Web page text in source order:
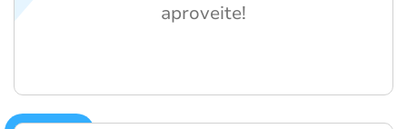
aproveite!